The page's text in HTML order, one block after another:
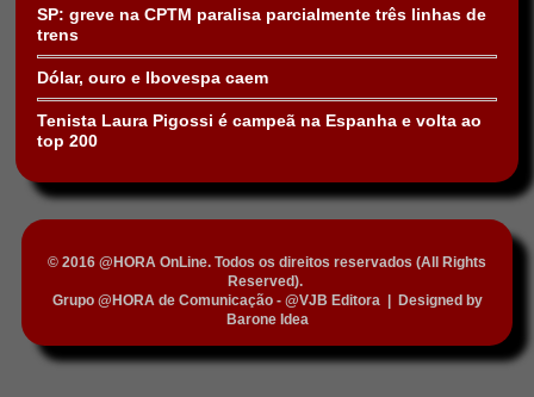
SP: greve na CPTM paralisa parcialmente três linhas de
trens
Dólar, ouro e Ibovespa caem
Tenista Laura Pigossi é campeã na Espanha e volta ao
top 200
© 2016 @HORA OnLine. Todos os direitos reservados (All Rights
Reserved).
Grupo @HORA de Comunicação - @VJB Editora|
Designed by
Barone Idea